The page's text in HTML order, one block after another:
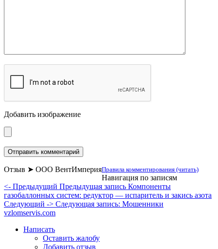
Добавить изображение
Правила комментирования (читать)
Отзыв ➤ ООО ВентИмперия
Навигация по записям
<- Предыдущий Предыдущая запись Компоненты
газобаллонных систем: редуктор — испаритель и закись азота
Следующий -> Следующая запись: Мошенники
vzlomservis.com
Написать
Оставить жалобу
Добавить отзыв